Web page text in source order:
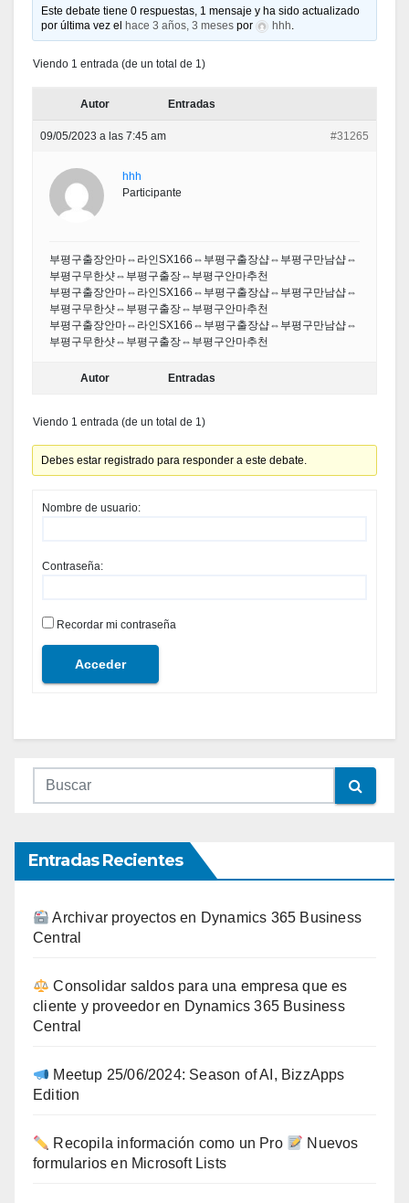
Este debate tiene 0 respuestas, 1 mensaje y ha sido actualizado
por última vez el
hace 3 años, 3 meses por hhh.
Viendo 1 entrada (de un total de 1)
Autor Entradas
09/05/2023 a las 7:45 am #31265
hhh
Participante
부평구출장안마⇔라인SX166⇔부평구출장샵⇔부평구만남샵⇔
부평구무한샷⇔부평구출장⇔부평구안마추천
부평구출장안마⇔라인SX166⇔부평구출장샵⇔부평구만남샵⇔
부평구무한샷⇔부평구출장⇔부평구안마추천
부평구출장안마⇔라인SX166⇔부평구출장샵⇔부평구만남샵⇔
부평구무한샷⇔부평구출장⇔부평구안마추천
Autor Entradas
Viendo 1 entrada (de un total de 1)
Debes estar registrado para responder a este debate.
Nombre de usuario:
Contraseña:
Recordar mi contraseña
Acceder
Entradas Recientes
Archivar proyectos en Dynamics 365 Business
Central
Consolidar saldos para una empresa que es
cliente y proveedor en Dynamics 365 Business
Central
Meetup 25/06/2024: Season of AI, BizzApps
Edition
Recopila información como un Pro
Nuevos
formularios en Microsoft Lists